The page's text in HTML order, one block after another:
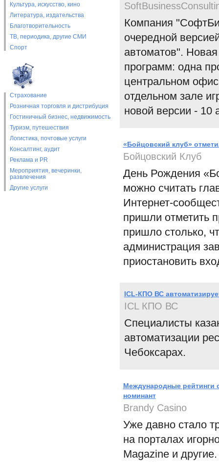
Культура, искусство, кино
Литература, издательства
Благотворительность
ТВ, периодика, другие СМИ
Спорт
Страхование
Розничная торговля и дистрибуция
Гостиничный бизнес, недвижимость
Туризм, путешествия
Логистика, почтовые услуги
Консалтинг, аудит
Реклама и PR
Мероприятия, вечеринки,
развлечения
Другие услуги
Компания
очередной
автоматов".
программ: одна
центральном
отдельном зале
новой версии - 10
«Бойцовский клуб»
Бойцовский Клуб
День Рождения
можно считать
Интернет-
пришли отметить
пришло столько,
администрация
приостановить
ICL-КПО ВС
ICL КПО ВС
Специалисты
автоматизации
Чебоксарах.
Международные рейтинги
номинант
Brandy Casino
Уже давно стало
на порталах
Magazine и